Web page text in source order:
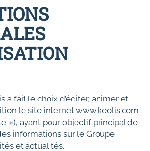
a fait le choix d’éditer, animer et
le site internet www.keolis.com
»), ayant pour objectif principal de
informations sur le Groupe
et actualités.